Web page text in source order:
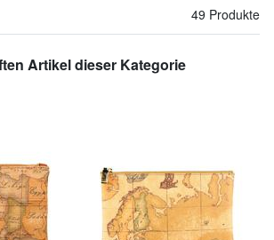
49 Produkte
Artikel dieser Kategorie